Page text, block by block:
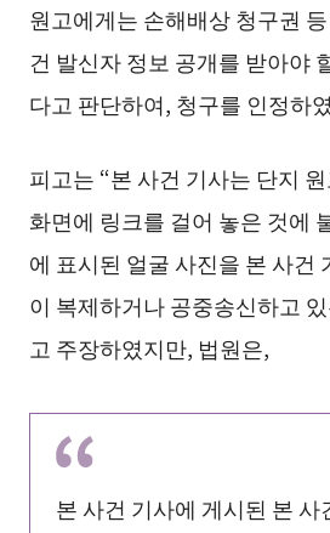
원고에게는 손해배상 청구권
건 발신자 정보 공개를 받아야
다고 판단하여, 청구를 인정하
피고는 “본 사건 기사는 단지
화면에 링크를 걸어 놓은 것에
에 표시된 얼굴 사진을 본 사건
이 복제하거나 공중송신하고
고 주장하였지만, 법원은,
본 사건 기사에 게시된 본